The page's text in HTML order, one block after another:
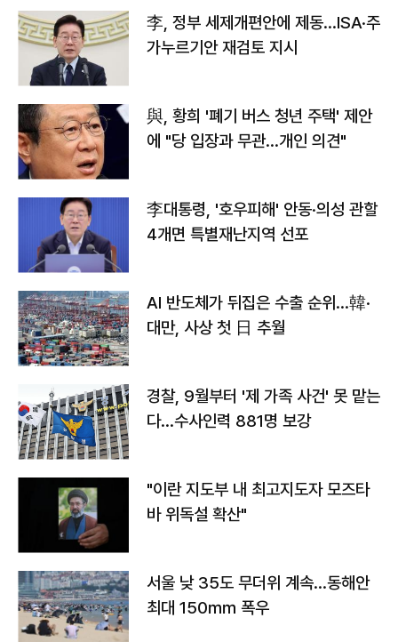
李, 정부 세제개편안에 제동…ISA·주
가누르기안 재검토 지시
與, 황희 '폐기 버스 청년 주택' 제안
에 "당 입장과 무관…개인 의견"
李대통령, '호우피해' 안동·의성 관할
4개면 특별재난지역 선포
AI 반도체가 뒤집은 수출 순위…韓·
대만, 사상 첫 日 추월
경찰, 9월부터 '제 가족 사건' 못 맡는
다…수사인력 881명 보강
"이란 지도부 내 최고지도자 모즈타
바 위독설 확산"
서울 낮 35도 무더위 계속…동해안
최대 150㎜ 폭우